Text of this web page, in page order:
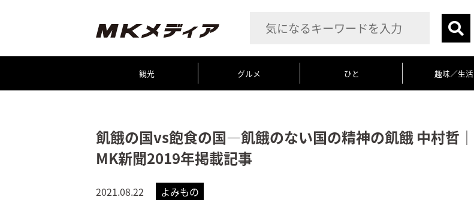
観光 グルメ ひと 趣味／生活
飢餓の国vs飽食の国―飢餓のない国の精神の飢餓 中村哲｜
MK新聞2019年掲載記事
2021.08.22 よみもの